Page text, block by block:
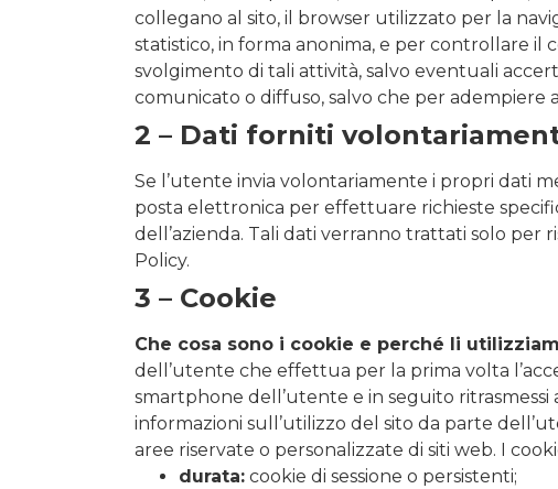
collegano al sito, il browser utilizzato per la
statistico, in forma anonima, e per controllare
svolgimento di tali attività, salvo eventuali
comunicato o diffuso, salvo che per
2 – Dati forniti
Se l’utente invia volontariamente i propri dati
posta elettronica per effettuare richieste
dell’azienda. Tali dati verranno trattati solo
Policy.
3 – Cookie
Che cosa sono i cookie e perché li
dell’utente che effettua per la prima volta
smartphone dell’utente e in seguito
informazioni sull’utilizzo del sito da parte
aree riservate o personalizzate di siti web. I
durata: cookie di sessione o persistenti;